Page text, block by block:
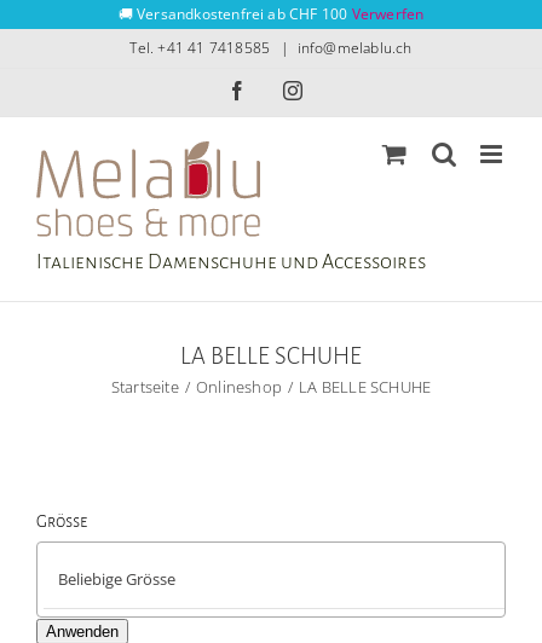
🚚 Versandkostenfrei ab CHF 100 Verwerfen
Tel. +41 41 7418585 | info@melablu.ch
FacebookInstagram
Italienische Damenschuhe und Accessoires
LA BELLE SCHUHE
Startseite Onlineshop LA BELLE SCHUHE
Grösse
Anwenden